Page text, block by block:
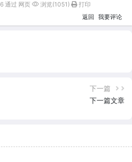
通过 网页 浏览(1051)
打印
返回 我要评论
下一篇
下一篇文章